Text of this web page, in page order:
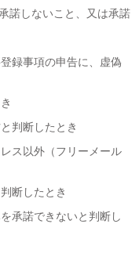
諾しないこと、又は承諾
録事項の申告に、虚偽
判断したとき
ス以外（フリーメール
断したとき
承諾できないと判断し